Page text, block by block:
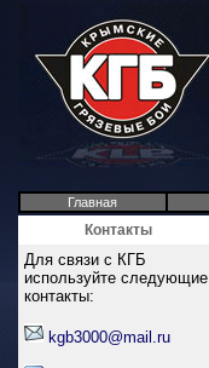
Главная
Контакты
Для связи с КГБ
используйте следующие
контакты:
kgb3000@mail.ru